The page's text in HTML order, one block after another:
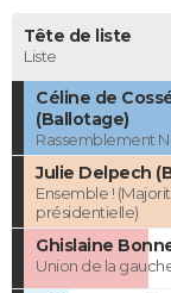
Tête de liste
Liste
Céline de
(Ballotage)
Rassemblement
Julie Delpech
Ensemble !
présidentielle)
Ghislaine
Union de la